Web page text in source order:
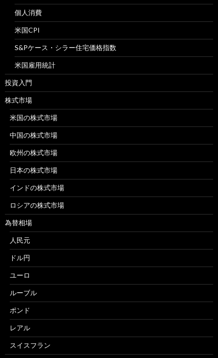
個人消費
米国CPI
S&Pケース・シラー住宅価格指数
米国雇用統計
投資入門
株式市場
米国の株式市場
中国の株式市場
欧州の株式市場
日本の株式市場
インドの株式市場
ロシアの株式市場
為替相場
人民元
ドル円
ユーロ
ルーブル
ポンド
レアル
スイスフラン